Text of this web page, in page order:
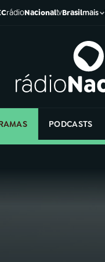
rádioNacionaltvBrasilmais
PODCASTS